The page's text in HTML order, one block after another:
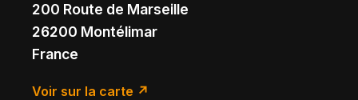
200 Route de Marseille
26200 Montélimar
France
Voir sur la carte ↗